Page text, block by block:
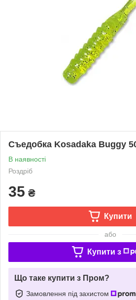
Съедобка Kosadaka Buggy
В наявності
Роздріб
35 ₴
Купити
або
Купити з
Що таке купити з Пром?
Замовлення під захистом